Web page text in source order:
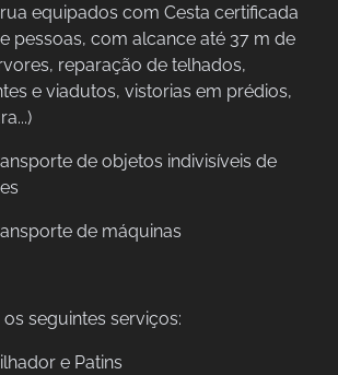
equipados com Cesta certificada
pessoas, com alcance até 37 m de
reparação de telhados,
e viadutos, vistorias em prédios,
de objetos indivisíveis de
de máquinas
seguintes serviços:
e Patins